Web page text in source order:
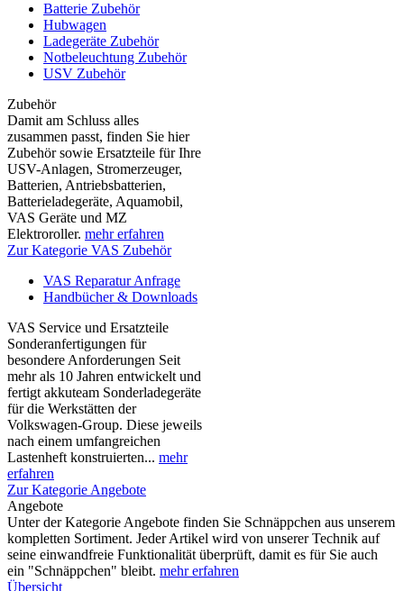
Batterie Zubehör
Hubwagen
Ladegeräte Zubehör
Notbeleuchtung Zubehör
USV Zubehör
Zubehör
Damit am Schluss alles
zusammen passt, finden Sie hier
Zubehör sowie Ersatzteile für Ihre
USV-Anlagen, Stromerzeuger,
Batterien, Antriebsbatterien,
Batterieladegeräte, Aquamobil,
VAS Geräte und MZ
Elektroroller. mehr erfahren
Zur Kategorie VAS Zubehör
VAS Reparatur Anfrage
Handbücher & Downloads
VAS Service und Ersatzteile
Sonderanfertigungen für
besondere Anforderungen Seit
mehr als 10 Jahren entwickelt und
fertigt akkuteam Sonderladegeräte
für die Werkstätten der
Volkswagen-Group. Diese jeweils
nach einem umfangreichen
Lastenheft konstruierten... mehr
erfahren
Zur Kategorie Angebote
Angebote
Unter der Kategorie Angebote finden Sie Schnäppchen aus unserem
kompletten Sortiment. Jeder Artikel wird von unserer Technik auf
seine einwandfreie Funktionalität überprüft, damit es für Sie auch
ein "Schnäppchen" bleibt. mehr erfahren
Übersicht